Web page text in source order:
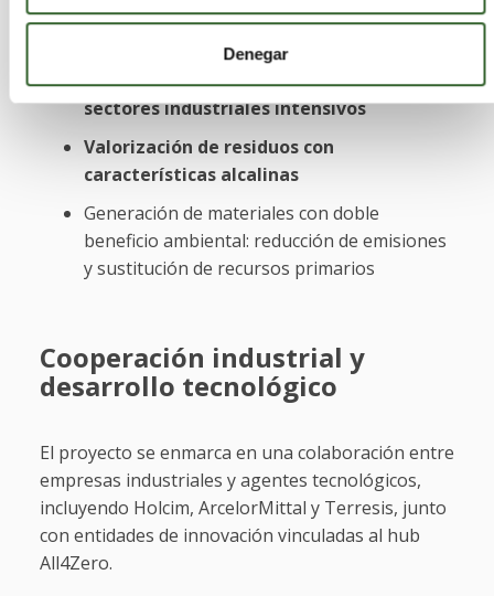
Denegar
Este modelo permite:
Reducir emisiones directas de CO₂ en
sectores industriales intensivos
Valorización de residuos con
características alcalinas
Generación de materiales con doble
beneficio ambiental: reducción de emisiones
y sustitución de recursos primarios
Cooperación industrial y
desarrollo tecnológico
El proyecto se enmarca en una colaboración entre
empresas industriales y agentes tecnológicos,
incluyendo Holcim, ArcelorMittal y Terresis, junto
con entidades de innovación vinculadas al hub
All4Zero.